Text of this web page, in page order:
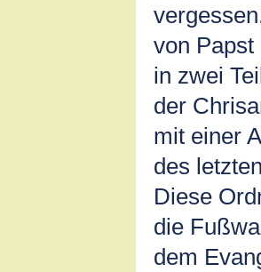
von
in zwei
der
mit einer
des
Diese
die
dem